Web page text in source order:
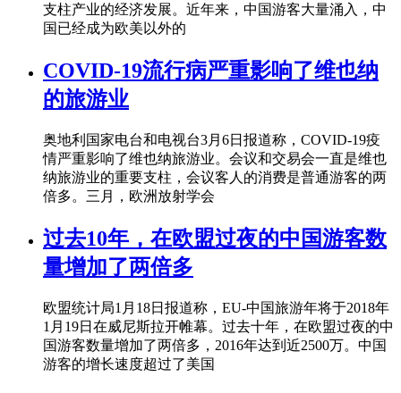
支柱产业的经济发展。近年来，中国游客大量涌入，中
国已经成为欧美以外的
COVID-19流行病严重影响了维也纳
的旅游业
奥地利国家电台和电视台3月6日报道称，COVID-19疫
情严重影响了维也纳旅游业。会议和交易会一直是维也
纳旅游业的重要支柱，会议客人的消费是普通游客的两
倍多。三月，欧洲放射学会
过去10年，在欧盟过夜的中国游客数
量增加了两倍多
欧盟统计局1月18日报道称，EU-中国旅游年将于2018年
1月19日在威尼斯拉开帷幕。过去十年，在欧盟过夜的中
国游客数量增加了两倍多，2016年达到近2500万。中国
游客的增长速度超过了美国